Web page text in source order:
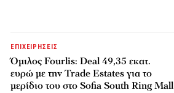
ΕΠΙΧΕΙΡΗΣΕΙΣ
Όμιλος Fourlis: Deal 49,35 εκατ.
ευρώ με την Trade Estates για το
μερίδιο του στο Sofia South Ring Mall